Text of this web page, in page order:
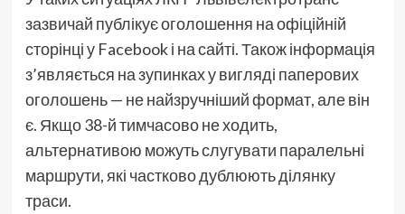
зазвичай публікує оголошення на офіційній
сторінці у Facebook і на сайті. Також інформація
з’являється на зупинках у вигляді паперових
оголошень — не найзручніший формат, але він
є. Якщо 38-й тимчасово не ходить,
альтернативою можуть слугувати паралельні
маршрути, які частково дублюють ділянку
траси.